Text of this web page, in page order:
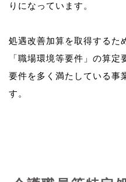
りになっています。
処遇改善加算を取得するた
「職場環境等要件」の算定
要件を多く満たしている事
す。